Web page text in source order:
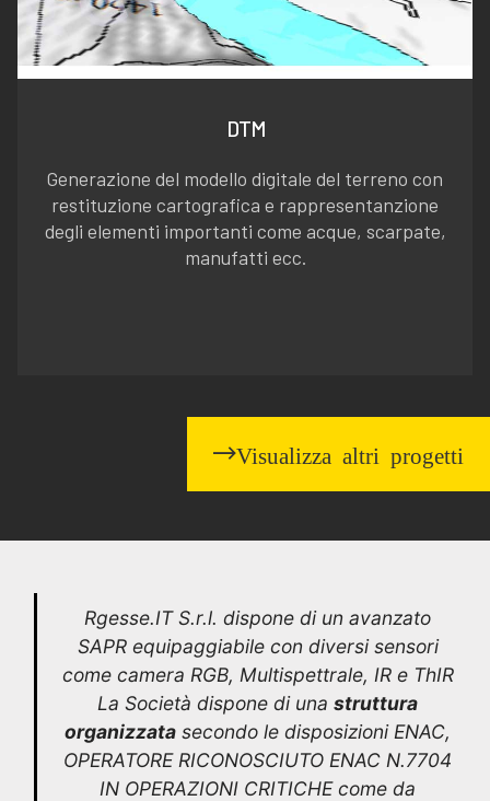
DTM
Generazione del modello digitale del terreno con
restituzione cartografica e rappresentanzione
degli elementi importanti come acque, scarpate,
manufatti ecc.
Visualizza altri progetti
Rgesse.IT S.r.l. dispone di un avanzato
SAPR equipaggiabile con diversi sensori
come camera RGB, Multispettrale, IR e ThIR
La Società dispone di una struttura
organizzata secondo le disposizioni ENAC,
OPERATORE RICONOSCIUTO ENAC N.7704
IN OPERAZIONI CRITICHE come da